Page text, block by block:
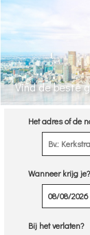
Vind de beste
Het adres of de
Wanneer krijg je?
Bij het verlaten?